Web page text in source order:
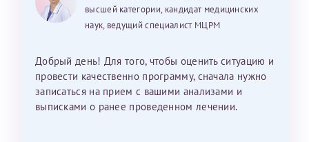
высшей категории, кандидат медицинских
наук, ведущий специалист МЦРМ
Добрый день! Для того, чтобы оценить ситуацию и
провести качественно программу, сначала нужно
записаться на прием с вашими анализами и
выписками о ранее проведенном лечении.